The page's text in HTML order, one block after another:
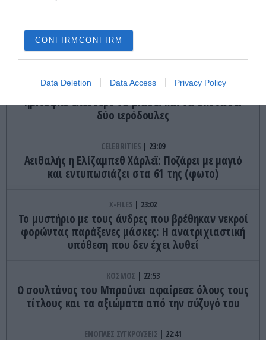
CONFIRM CONFIRM
Data Deletion Data Access Privacy Policy
Σάλος στη Νέα Αγχίαλο: 66χρονος αυνανιζόταν με
13χρονη γειτόνισσά του – Πώς έγινε αντιληπτός
Λάθος των βρετανικών Αρχών άφησε 40χρονο
ημιτυφλό ελεύθερο να βιάσει και να σκοτώσει
δύο ιερόδουλες
CELEBRITIES 23:09
Αειθαλής η Ελίζαμπεθ Χάρλεϊ: Ποζάρει με μαγιό
και εντυπωσιάζει στα 61 της (φωτο)
X-FILES 23:02
Το μυστήριο με τους άνδρες που βρέθηκαν νεκροί
φορώντας παράξενες μάσκες: Η ανατριχιαστική
υπόθεση που δεν έχει λυθεί
ΚΟΣΜΟΣ 22:53
Ο σουλτάνος του Μπρούνει αφαίρεσε όλους τους
τίτλους και τα αξιώματα από την σύζυγό του
ΕΝΟΠΛΕΣ ΣΥΓΚΡΟΥΣΕΙΣ 22:41